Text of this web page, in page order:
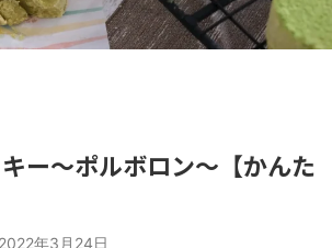
ー～ポルボロン～【かんた
2022年3月24日